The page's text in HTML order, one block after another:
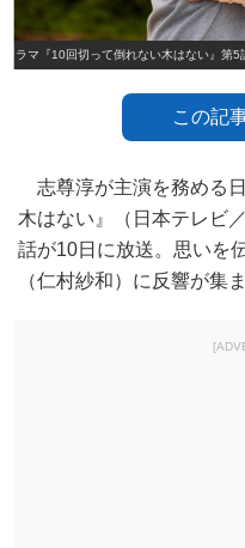
ドラマ『10回切って倒れない木はない』第
この記
志尊淳が主演を務める
木はない』（日本テレビ
話が10日に放送。思いを
（仁村紗和）に反響が集